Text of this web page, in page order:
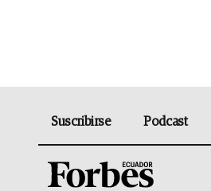
Suscribirse Podcast